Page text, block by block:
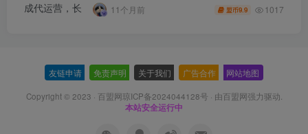
11个月前 盟币9.9 1017
友链申请 免责声明 关于我们 广告合作 网站地图
Copyright © 2023 · 百盟网琼ICP备2024044128号 · 由百盟网强力驱动.
本站安全运行中